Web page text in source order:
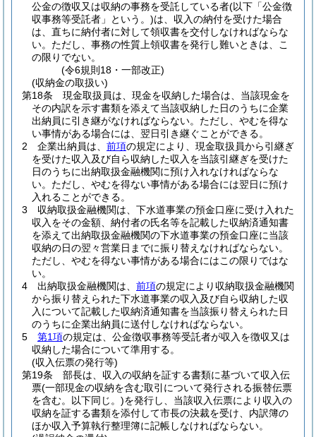
公金の徴収又は収納の事務を受託している者(以下「公金徴
収事務等受託者」という。)は、収入の納付を受けた場合
は、直ちに納付者に対して領収書を交付しなければならな
い。 ただし、事務の性質上領収書を発行し難いときは、こ
の限りでない。
(令6規則18・一部改正)
(収納金の取扱い)
第18条
現金取扱員は、現金を収納した場合は、当該現金を
その内訳を示す書類を添えて当該収納した日のうちに企業
出納員に引き継がなければならない。 ただし、やむを得な
い事情がある場合には、翌日引き継ぐことができる。
2
企業出納員は、 前項の規定により、現金取扱員から引継ぎ
を受けた収入及び自ら収納した収入を当該引継ぎを受けた
日のうちに出納取扱金融機関に預け入れなければならな
い。 ただし、やむを得ない事情がある場合には翌日に預け
入れることができる。
3
収納取扱金融機関は、下水道事業の預金口座に受け入れた
収入をその金額、納付者の氏名等を記載した収納済通知書
を添えて出納取扱金融機関の下水道事業の預金口座に当該
収納の日の翌々営業日までに振り替えなければならない。
ただし、やむを得ない事情がある場合にはこの限りではな
い。
4
出納取扱金融機関は、 前項の規定により収納取扱金融機関
から振り替えられた下水道事業の収入及び自ら収納した収
入について記載した収納済通知書を当該振り替えられた日
のうちに企業出納員に送付しなければならない。
5
第1項の規定は、公金徴収事務等受託者が収入を徴収又は
収納した場合について準用する。
(収入伝票の発行等)
第19条
部長は、収入の収納を証する書類に基づいて収入伝
票(一部現金の収納を含む取引について発行される振替伝票
を含む。以下同じ。)を発行し、当該収入伝票により収入の
収納を証する書類を添付して市長の決裁を受け、内訳簿の
ほか収入予算執行整理簿に記帳しなければならない。